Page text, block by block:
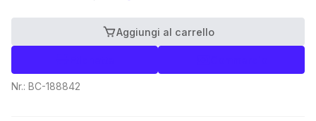
Aggiungi al carrello
Nr.: BC-188842